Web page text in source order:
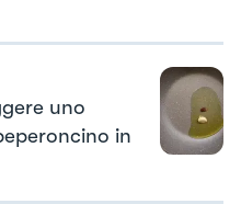
uno
in